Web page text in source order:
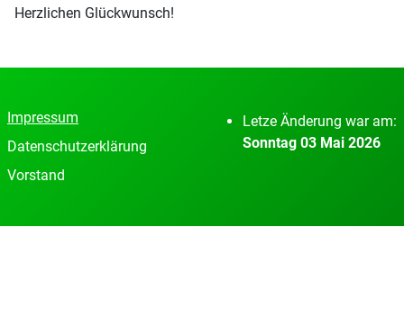
Herzlichen Glückwunsch!
Impressum
Datenschutzerklärung
Vorstand
Letze Änderung war am:
Sonntag 03 Mai 2026